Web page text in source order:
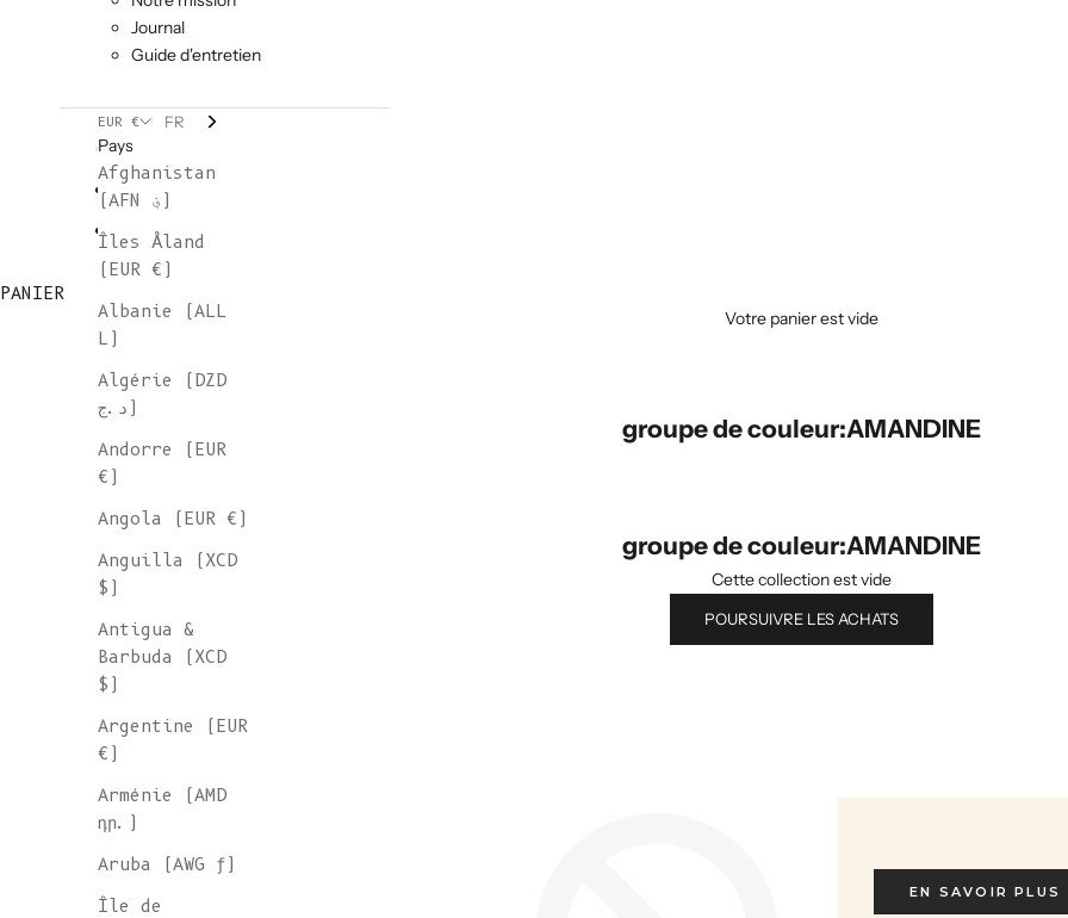
Journal
Guide d'entretien
EUR €
Pays
Afghanistan
(AFN ؋)
Îles Åland
(EUR €)
Albanie (ALL
L)
Algérie (DZD
د.ج)
Andorre (EUR
€)
Angola (EUR €)
Anguilla (XCD
$)
Antigua &
Barbuda (XCD
$)
Argentine (EUR
€)
Arménie (AMD
դր.)
Aruba (AWG ƒ)
Île de
FR
PANIER
Votre panier est vide
groupe de couleur:AMANDINE
groupe de couleur:AMANDINE
Cette collection est vide
POURSUIVRE LES ACHATS
EN SAVOIR PLUS